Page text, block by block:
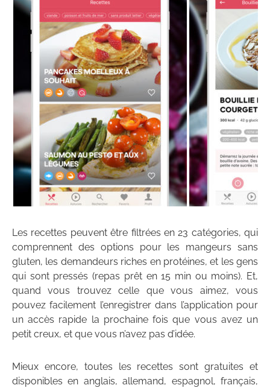
Les recettes peuvent être filtrées en 23 catégories, qui
comprennent des options pour les mangeurs sans
gluten, les demandeurs riches en protéines, et les gens
qui sont pressés (repas prêt en 15 min ou moins). Et,
quand vous trouvez celle que vous aimez, vous
pouvez facilement l’enregistrer dans l’application pour
un accès rapide la prochaine fois que vous avez un
petit creux, et que vous n’avez pas d’idée.
Mieux encore, toutes les recettes sont gratuites et
disponibles en anglais, allemand, espagnol, français,